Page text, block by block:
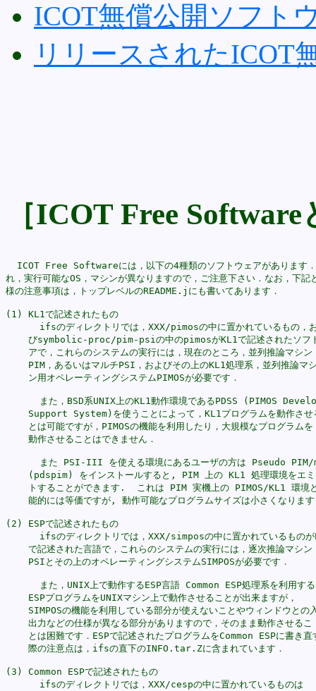
ICOT無償公開ソフト
リリースされたICOT
［ICOT Free
ICOT Free Softwareには，以下の4種類のソフトウェアがあります
れ，実行可能なOS，マシンが異なりますので，ご注意下さい．なお，下記
様の注意事項は，トップレベルのREADME.jにも書いてあります．
(1) KL1で記述されたもの
ifsのディレクトリでは，XXX/pimosの中に置かれているもの，
びsymbolic-proc/pim-psiの中のpimosがKL1で記述されたソフ
    アで，これらのシステムの実行には，現在のところ，並列推論マシン
PIM，あるいはマルチPSI，およびその上のKL1処理系，並列推論マ
    ン用オペレーティングシステムPIMOSが必要です．
また，BSD系UNIX上のKL1動作環境であるPDSS (PIMOS
Support System)を使うことによって，KL1プログラムを動作させ
    とは可能ですが，PIMOSの機能を利用したり，大規模なプログラムを
    動作させることはできません．
また PSI-III を使える環境にあるユーザの方は Pseudo
(pdspim) をインストールすると, PIM 上の KL1 処理環境をエミ
トすることができます.  これは PIM 実機上の PIMOS/KL1 環境
能的には等価ですが, 動作可能なプログラムサイズは小さくなりま
(2) ESPで記述されたもの
ifsのディレクトリでは，XXX/simposの中に置かれているもの
    で記述された言語で，これらのシステムの実行には，逐次推論マシン
    PSIとその上のオペレーティングシステムSIMPOSが必要です．
また，UNIX上で動作するESP言語 Common ESP処理系を利用する
    ESPプログラムをUNIXマシン上で動作させることが出来ますが，
SIMPOSの機能を利用している部分が使えないことやウィンドウとの
    出力などの仕様が異なる部分がありますので，そのまま動作させるこ
とは困難です．ESPで記述されたプログラムをCommon ESPに書き直
    際の注意点は，ifsの直下のINFO.tar.Zに含まれています．
(3) Common ESPで記述されたもの
      ifsのディレクトリでは，XXX/cespの中に置かれているものは